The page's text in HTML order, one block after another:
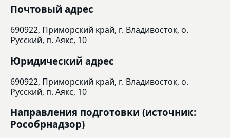
Почтовый адрес
690922, Приморский край, г. Владивосток, о.
Русский, п. Аякс, 10
Юридический адрес
690922, Приморский край, г. Владивосток, о.
Русский, п. Аякс, 10
Направления подготовки (источник:
Рособрнадзор)